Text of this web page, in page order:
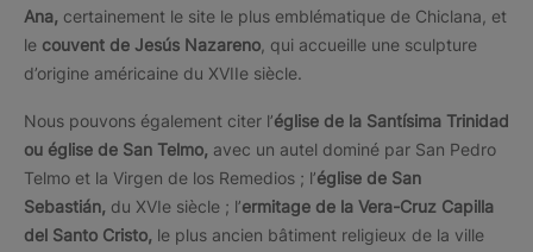
Ana, certainement le site le plus emblématique de Chiclana, et
le couvent de Jesús Nazareno , qui accueille une sculpture
d’origine américaine du XVIIe siècle.
Nous pouvons également citer l’église de la Santísima Trinidad
ou église de San Telmo, avec un autel dominé par San Pedro
Telmo et la Virgen de los Remedios ; l’église de San
Sebastián, du XVIe siècle ; l’ermitage de la Vera-Cruz Capilla
del Santo Cristo, le plus ancien bâtiment religieux de la ville